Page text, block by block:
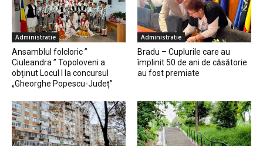
Administratie
Ansamblul folcloric ”
Ciuleandra ” Topoloveni a
obținut Locul I la concursul
„Gheorghe Popescu-Județ”
Administratie
Bradu – Cuplurile care au
împlinit 50 de ani de căsătorie
au fost premiate